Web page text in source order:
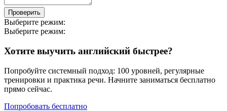
Проверить
Выберите режим:
Выберите режим:
Хотите выучить английский быстрее?
Попробуйте системный подход: 100 уровней, регулярные
тренировки и практика речи. Начните заниматься бесплатно
прямо сейчас.
Попробовать бесплатно